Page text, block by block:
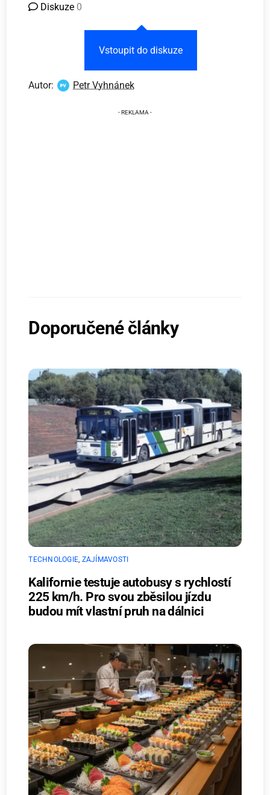
Diskuze 0
Vstoupit do diskuze
Autor: Petr Vyhnánek
Doporučené články
TECHNOLOGIE, ZAJÍMAVOSTI
Kalifornie testuje autobusy s rychlostí
225 km/h. Pro svou zběsilou jízdu
budou mít vlastní pruh na dálnici